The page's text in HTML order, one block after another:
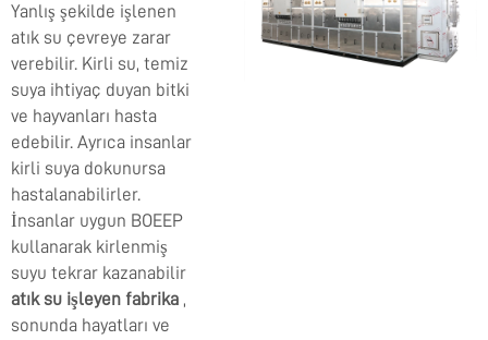
Yanlış şekilde işlenen
atık su çevreye zarar
verebilir. Kirli su, temiz
suya ihtiyaç duyan bitki
ve hayvanları hasta
edebilir. Ayrıca insanlar
kirli suya dokunursa
hastalanabilirler.
İnsanlar uygun BOEEP
kullanarak kirlenmiş
suyu tekrar kazanabilir
atık su işleyen fabrika ,
sonunda hayatları ve